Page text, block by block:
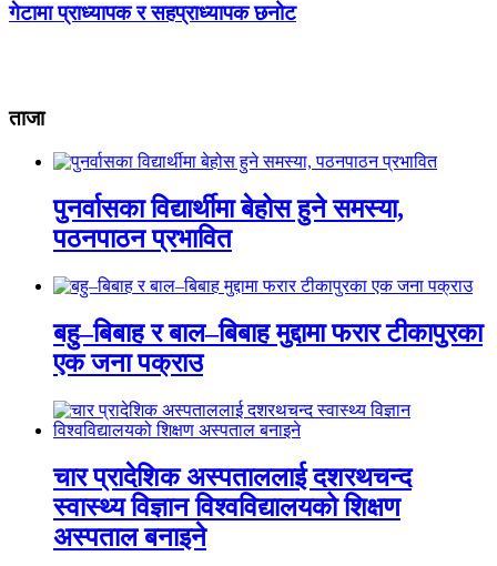
गेटामा प्राध्यापक र सहप्राध्यापक छनोट
ताजा
पुनर्वासका विद्यार्थीमा बेहोस हुने समस्या,
पठनपाठन प्रभावित
बहु–बिबाह र बाल–बिबाह मुद्दामा फरार टीकापुरका
एक जना पक्राउ
चार प्रादेशिक अस्पताललाई दशरथचन्द
स्वास्थ्य विज्ञान विश्वविद्यालयको शिक्षण
अस्पताल बनाइने